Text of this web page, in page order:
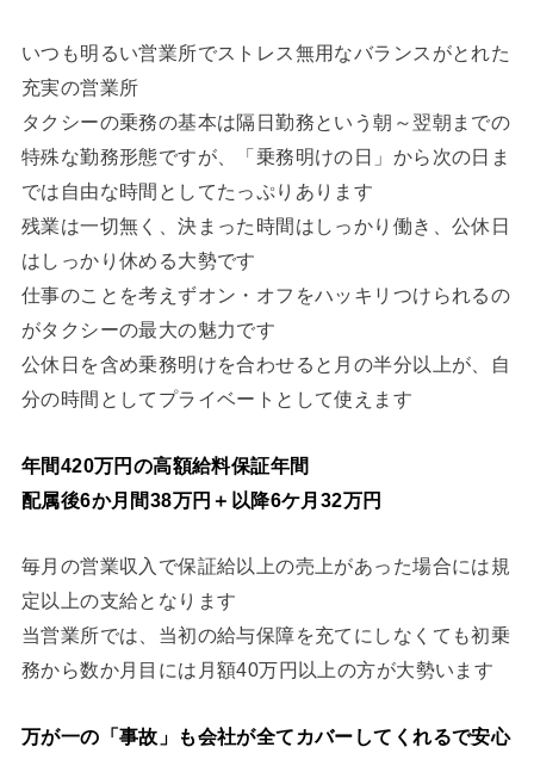
いつも明るい営業所でストレス無用なバランスがとれた
充実の営業所
タクシーの乗務の基本は隔日勤務という朝～翌朝までの
特殊な勤務形態ですが、「乗務明けの日」から次の日ま
では自由な時間としてたっぷりあります
残業は一切無く、決まった時間はしっかり働き、公休日
はしっかり休める大勢です
仕事のことを考えずオン・オフをハッキリつけられるの
がタクシーの最大の魅力です
公休日を含め乗務明けを合わせると月の半分以上が、自
分の時間としてプライベートとして使えます
年間420万円の高額給料保証年間
配属後6か月間38万円＋以降6ケ月32万円
毎月の営業収入で保証給以上の売上があった場合には規
定以上の支給となります
当営業所では、当初の給与保障を充てにしなくても初乗
務から数か月目には月額40万円以上の方が大勢います
万が一の「事故」も会社が全てカバーしてくれるで安心